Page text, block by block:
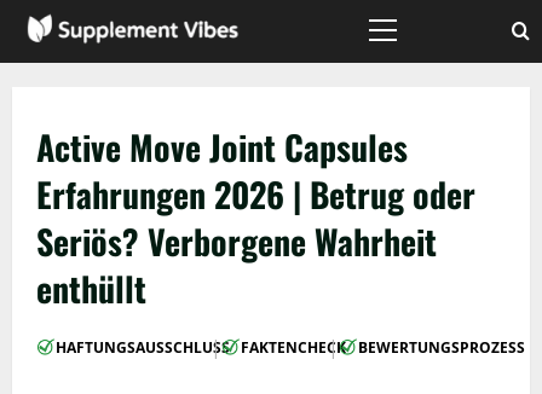
Zum
Inhalt
Hauptmenü
Active Move Joint Capsules
Erfahrungen 2026 | Betrug oder
Seriös? Verborgene Wahrheit
enthüllt
HAFTUNGSAUSSCHLUSS
| FAKTENCHECK
| BEWERTUNGSPROZESS